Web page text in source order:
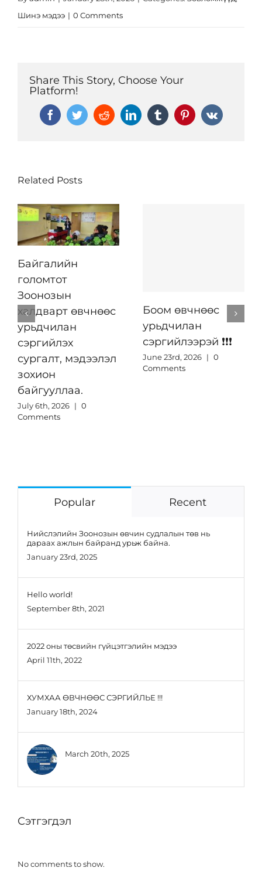
Шинэ мэдээ | 0 Comments
Share This Story, Choose Your
Platform!
FacebookTwitterRedditLinkedInTumblr Pinterest
Vk
Related Posts
Байгалийн
голомтот
Зоонозын
халдварт өвчнөөс
урьдчилан
сэргийлэх
сургалт, мэдээлэл
зохион
байгууллаа.
July 6th, 2026 | 0
Comments
Боом өвчнөөс
урьдчилан
сэргийлээрэй ❗️❗️❗️
June 23rd, 2026 | 0
Comments
Popular Recent
Нийслэлийн Зоонозын өвчин судлалын төв нь
дараах ажлын байранд урьж байна.
January 23rd, 2025
Hello world!
September 8th, 2021
2022 оны төсвийн гүйцэтгэлийн мэдээ
April 11th, 2022
ХУМХАА ӨВЧНӨӨС СЭРГИЙЛЬЕ !!!
January 18th, 2024
March 20th, 2025
Сэтгэгдэл
No comments to show.